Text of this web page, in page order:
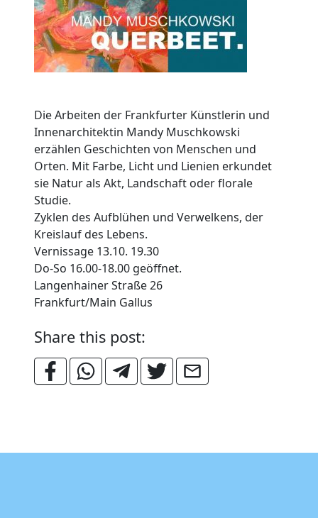
Die Arbeiten der Frankfurter Künstlerin und
Innenarchitektin Mandy Muschkowski
erzählen Geschichten von Menschen und
Orten. Mit Farbe, Licht und Lienien erkundet
sie Natur als Akt, Landschaft oder florale
Studie.
Zyklen des Aufblühen und Verwelkens, der
Kreislauf des Lebens.
Vernissage 13.10. 19.30
Do-So 16.00-18.00 geöffnet.
Langenhainer Straße 26
Frankfurt/Main Gallus
Share this post: